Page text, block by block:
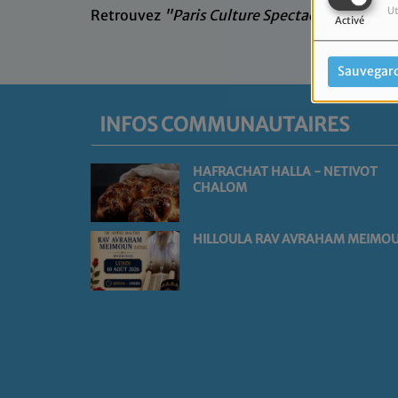
Activé
Retrouvez "Paris Culture Spectacle"le
INFOS COMMUNAUTAIRES
HAFRACHAT HALLA - NETIVOT
CHALOM
HILLOULA RAV AVRAHAM